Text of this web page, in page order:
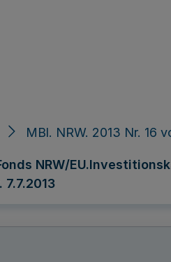
MBl. NRW. 2013 Nr. 16
NRW/